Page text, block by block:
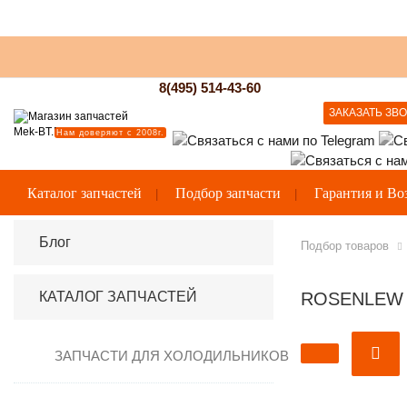
Нам доверяют с 2008г.
8(495) 514-43-60
ЗАКАЗАТЬ
Каталог запчастей Подбор запчасти Гарантия и
Блог
КАТАЛОГ ЗАПЧАСТЕЙ
ЗАПЧАСТИ ДЛЯ ХОЛОДИЛЬНИКОВ
Подбор товаров
ROSENLEW